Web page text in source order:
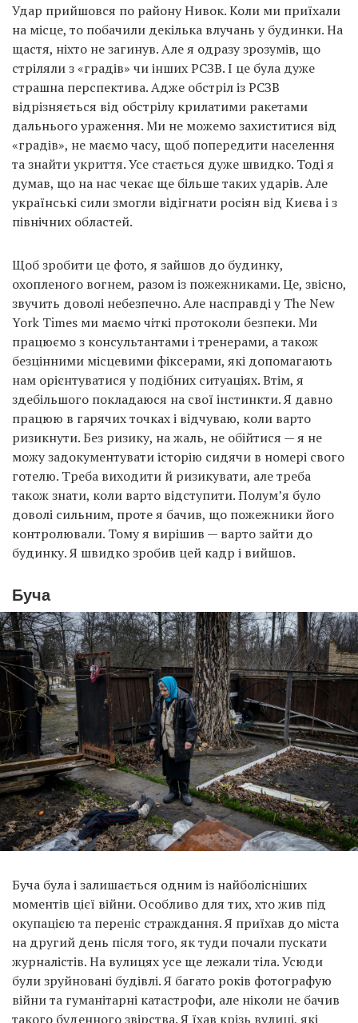
Удар прийшовся по району Нивок. Коли ми приїхали
на місце, то побачили декілька влучань у будинки. На
щастя, ніхто не загинув. Але я одразу зрозумів, що
стріляли з «градів» чи інших РСЗВ. І це була дуже
страшна перспектива. Адже обстріл із РСЗВ
відрізняється від обстрілу крилатими ракетами
дальнього ураження. Ми не можемо захиститися від
«градів», не маємо часу, щоб попередити населення
та знайти укриття. Усе стається дуже швидко. Тоді я
думав, що на нас чекає ще більше таких ударів. Але
українські сили змогли відігнати росіян від Києва і з
північних областей.
Щоб зробити це фото, я зайшов до будинку,
охопленого вогнем, разом із пожежниками. Це, звісно,
звучить доволі небезпечно. Але насправді у The New
York Times ми маємо чіткі протоколи безпеки. Ми
працюємо з консультантами і тренерами, а також
безцінними місцевими фіксерами, які допомагають
нам орієнтуватися у подібних ситуаціях. Втім, я
здебільшого покладаюся на свої інстинкти. Я давно
працюю в гарячих точках і відчуваю, коли варто
ризикнути. Без ризику, на жаль, не обійтися — я не
можу задокументувати історію сидячи в номері свого
готелю. Треба виходити й ризикувати, але треба
також знати, коли варто відступити. Полум’я було
доволі сильним, проте я бачив, що пожежники його
контролювали. Тому я вирішив — варто зайти до
будинку. Я швидко зробив цей кадр і вийшов.
Буча
Буча була і залишається одним із найболісніших
моментів цієї війни. Особливо для тих, хто жив під
окупацією та переніс страждання. Я приїхав до міста
на другий день після того, як туди почали пускати
журналістів. На вулицях усе ще лежали тіла. Усюди
були зруйновані будівлі. Я багато років фотографую
війни та гуманітарні катастрофи, але ніколи не бачив
такого буденного звірства. Я їхав крізь вулиці, які